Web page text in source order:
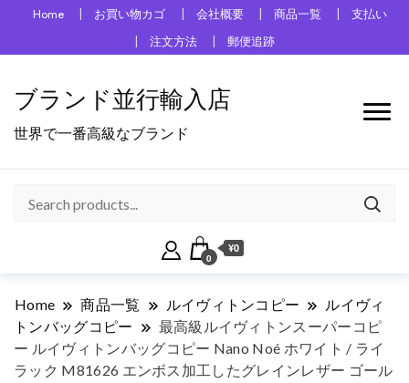
Home お買い物カゴ 会社概要 商品一覧
支払い
注文方法
郵便追跡
ブランド並行輸入店
世界で一番高級なブランド
0
¥0
Home 商品一覧 ルイヴィトンコピー
ルイヴィ
トンバッグコピー
最高級ルイヴィトンスーパーコピ
ー ルイヴィトンバッグコピー Nano Noé ホワイト / ライ
ラック M81626 エンボス加工したグレインレザー ゴール